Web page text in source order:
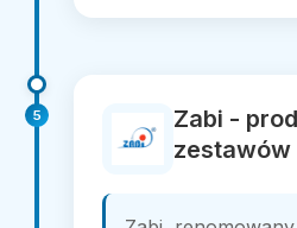
5
Zabi -
zestawów